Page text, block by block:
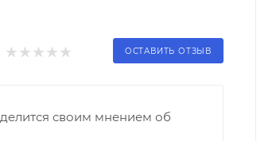
ОСТАВИТЬ ОТЗЫВ
своим мнением об